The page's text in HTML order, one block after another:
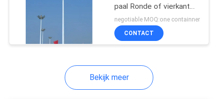
hoge mast lichtmast
paal Ronde of vierkant
constructie
negotiable MOQ:one containner
CONTACT
Bekijk meer